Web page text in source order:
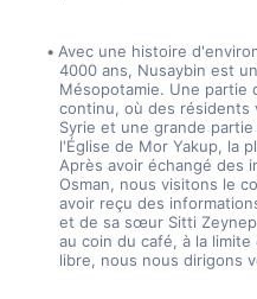
Avec une histoire
4000 ans, Nusaybin est
Mésopotamie. Une partie
continu, où des
Syrie et une grande
l'Église de Mor Yakup, la
Après avoir échangé des
Osman, nous visitons le
avoir reçu des
et de sa sœur Sitti
au coin du café, à la
libre, nous nous dirigons